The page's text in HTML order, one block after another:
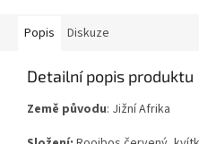
Popis Diskuze
Detailní popis produktu
Země původu: Jižní Afrika